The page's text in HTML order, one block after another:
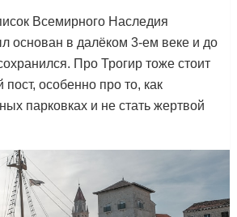
Всемирного Наследия
в далёком 3-ем веке и до
Про Трогир тоже стоит
пост, особенно про то, как
парковках и не стать жертвой